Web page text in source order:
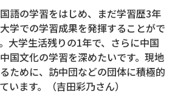
語の学習をはじめ、まだ学習歴3年
学での学習成果を発揮することがで
大学生活残りの1年で、さらに中国
国文化の学習を深めたいです。現地
ために、訪中団などの団体に積極的
います。（吉田彩乃さん）